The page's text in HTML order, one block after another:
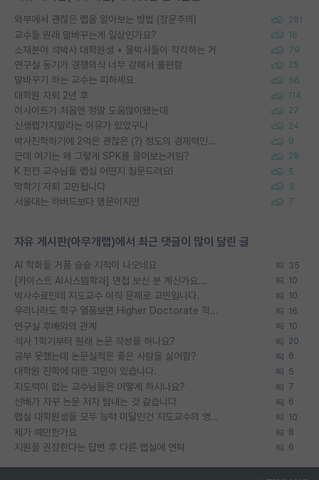
외부에서 괜찮은 랩을 알아보는 방법 (장문주의) 281
교수들 원래 말바꾸는게 일상인가요? 16
소재분야 석박사 대학원생 + 물박사들이 착각하는 거 79
연구실 동기가 경쟁의식 너무 강해서 불편함 25
말바꾸기 하는 교수는 피하세요 56
대학원 자퇴 2년 후 114
이사이트가 처음엔 정말 도움많이됐는데 27
신생랩가지말라는 이유가 있었구나 24
박사진학하기에 2억은 괜찮은 (?) 정도의 경제력인가요 9
근데 여기는 왜 그렇게 SPK를 물어보는거임? 28
K 전전 교수님들 랩실 어떤지 질문드려요! 5
막학기 자퇴 고민됩니다 3
서울대는 하버드보다 명문이지만 7
자유 게시판(아무개랩)에서 최근 댓글이 많이 달린 글
AI 학회들 거품 슬슬 지적이 나오네요 35
[카이스트 AI시스템학과] 면접 보신 분 계신가요... 10
박사수료인데 지도교수 이직 문제로 고민입니다. 10
우리나라도 학구 열풍보면 Higher Doctorate 학위가 필요하다고 봅니다. 16
연구실 후배와의 관계 10
석사 1학기부터 원래 논문 작성을 하나요? 20
공부 못했는데 논문실적은 좋은 사람을 싫어함? 6
대학원 진학에 대한 고민이 있습니다. 5
지도력이 없는 교수님들은 어떻게 하시나요? 7
선배가 자꾸 논문 저자 탐내는 것 같습니다 6
랩실 대학원생들 모두 능력 미달인건 지도교수의 영향 아닌가? 10
제가 예민한가요 8
지원을 권장한다는 답변 후 다른 랩실에 연락 6